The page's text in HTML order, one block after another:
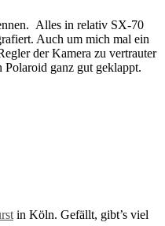
Alles in relativ SX-70
Auch um mich mal ein
der Kamera zu vertrauter
ganz gut geklappt.
in Köln. Gefällt, gibt’s viel